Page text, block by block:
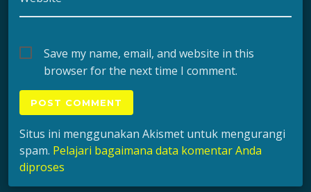
Save my name, email, and website in this
browser for the next time I comment.
Situs ini menggunakan Akismet untuk mengurangi
spam. Pelajari bagaimana data komentar Anda
diproses